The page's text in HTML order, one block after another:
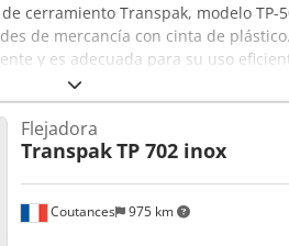
cerramiento Transpak, modelo TP-
de mercancía con cinta de
y es adecuada para su uso
incluida. Datos técnicos: - Ancho de
trabajo: aprox. 780 mm - Conexión
Coutances 975 km
Flejadora
TranspakTP 702 inox